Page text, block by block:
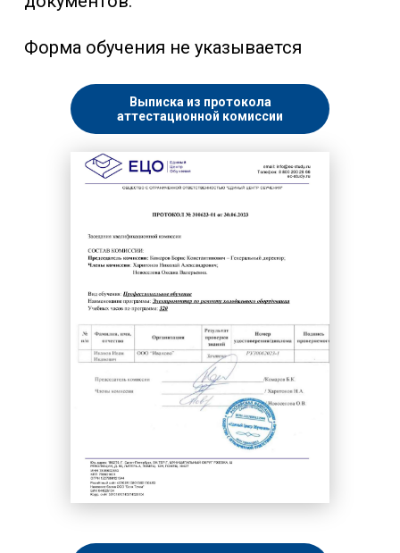
Форма обучения не указывается
Выписка из протокола
аттестационной комиссии